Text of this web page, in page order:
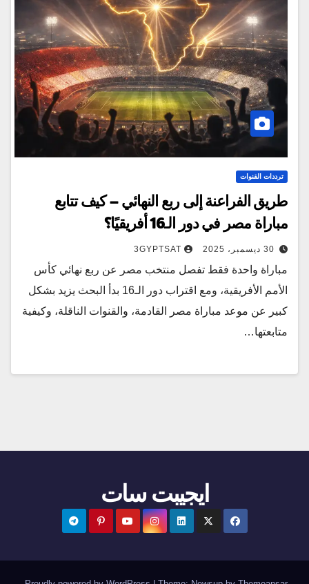
ترددات القنوات
طريق الفراعنة إلى ربع النهائي – كيف تتابع
مباراة مصر في دور الـ16 أفريقيًا؟
30 ديسمبر، 2025 3GYPTSAT
مباراة واحدة فقط تفصل منتخب مصر عن ربع نهائي كأس
الأمم الأفريقية، ومع اقتراب دور الـ16 بدأ البحث يزيد بشكل
كبير عن موعد مباراة مصر القادمة، والقنوات الناقلة، وكيفية
متابعتها…
ايجيبت سات